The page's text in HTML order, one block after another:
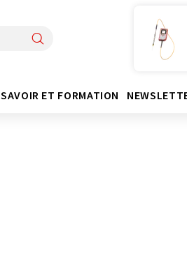
SAVOIR ET FORMATION